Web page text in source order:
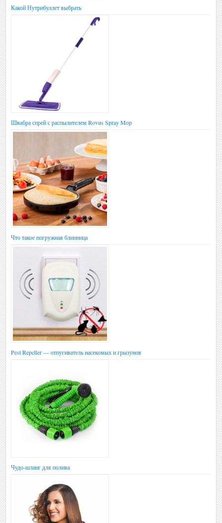
Какой Нутрибуллет выбрать
Швабра спрей с распылителем Rovus Spray Mop
Что такое погружная блинница
Pest Repeller — отпугиватель насекомых и грызунов
Чудо-шланг для полива